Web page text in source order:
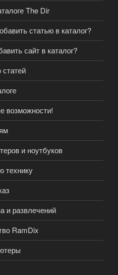
The Dir
статью в каталог?
сайт в каталог?
возможности!
и ноутбуков
технику
и развлечений
RamDix